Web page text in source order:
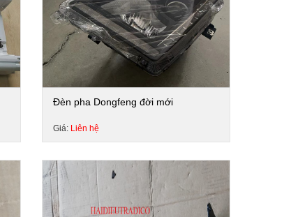
Đèn pha Dongfeng đời mới
Giá: Liên hệ